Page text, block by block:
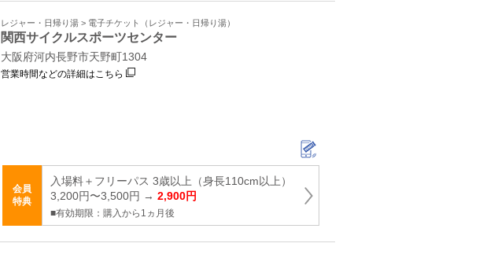
レジャー・日帰り湯 > 電子チケット（レジャー・日帰り湯）
関西サイクルスポーツセンター
大阪府河内長野市天野町1304
営業時間などの詳細はこちら
会員
特典
入場料＋フリーパス 3歳以上（身長110cm以上）
3,200円〜3,500円 → 2,900円
■有効期限：購入から1ヵ月後